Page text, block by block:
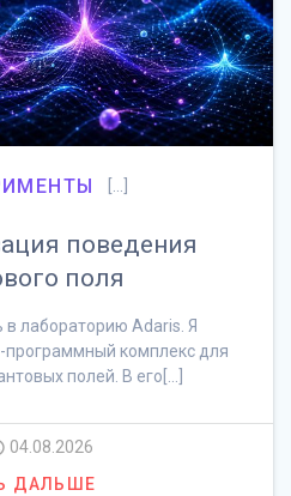
поведения
поля
лабораторию Adaris. Я
программный комплекс для
полей. В его[…]
04.08.2026
ДАЛЬШЕ